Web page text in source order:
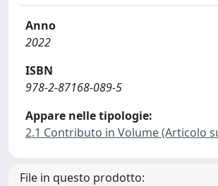
Anno
2022
ISBN
978-2-87168-089-5
Appare nelle tipologie:
2.1 Contributo in Volume (Articolo
File in questo prodotto: